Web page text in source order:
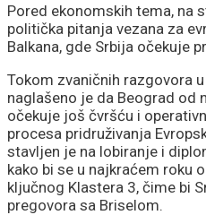
Pored ekonomskih tema, na
politička pitanja vezana za
Balkana, gde Srbija očekuje
Tokom zvaničnih razgovora
naglašeno je da Beograd od
očekuje još čvršću i
procesa pridruživanja
stavljen je na lobiranje i
kako bi se u najkraćem roku
ključnog Klastera 3, čime bi
pregovora sa Briselom.